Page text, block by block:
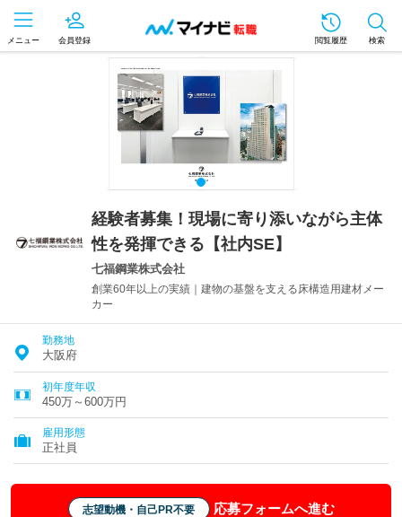
メニュー 会員登録 閲覧履歴 検索
経験者募集！現場に寄り添いながら主体
性を発揮できる【社内SE】
七福鋼業株式会社
創業60年以上の実績｜建物の基盤を支える床構造用建材メー
カー
勤務地
大阪府
初年度年収
450万～600万円
雇用形態
正社員
志望動機・自己PR不要 応募フォームへ進む